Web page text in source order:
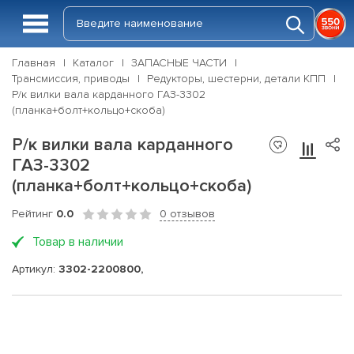
Главная Каталог
ЗАПАСНЫЕ ЧАСТИ
Трансмиссия, приводы
Редукторы, шестерни, детали КПП
Р/к вилки вала карданного ГАЗ-3302
(планка+болт+кольцо+скоба)
Р/к вилки вала карданного
ГАЗ-3302
(планка+болт+кольцо+скоба)
Рейтинг 0.0 0 отзывов
Товар в наличии
Артикул: 3302-2200800,